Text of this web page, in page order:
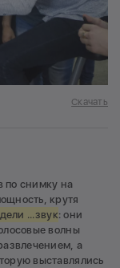
Скачать
по снимку на
крутя
...звук: они
волны
а
выставлялись